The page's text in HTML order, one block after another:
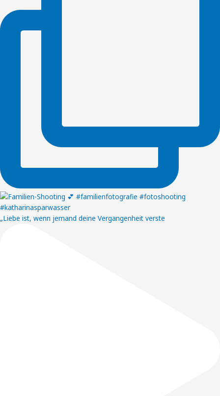
„Liebe ist, wenn jemand deine Vergangenheit verste